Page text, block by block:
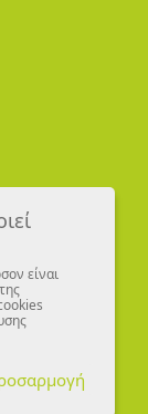
είναι